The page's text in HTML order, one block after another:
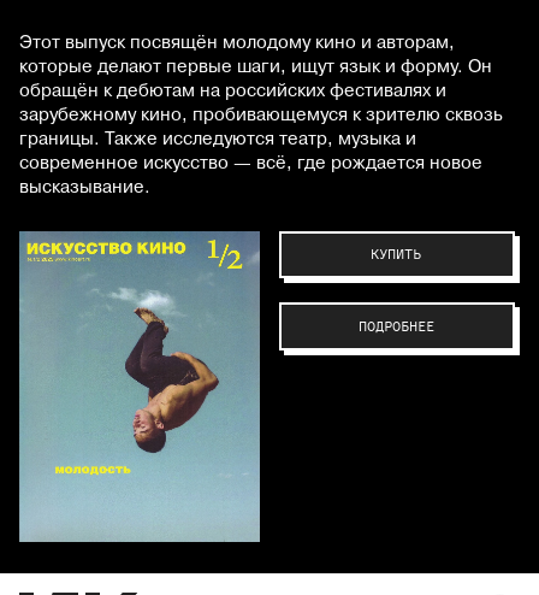
Этот выпуск посвящён молодому кино и авторам,
которые делают первые шаги, ищут язык и форму. Он
обращён к дебютам на российских фестивалях и
зарубежному кино, пробивающемуся к зрителю сквозь
границы. Также исследуются театр, музыка и
современное искусство — всё, где рождается новое
высказывание.
КУПИТЬ
ПОДРОБНЕЕ